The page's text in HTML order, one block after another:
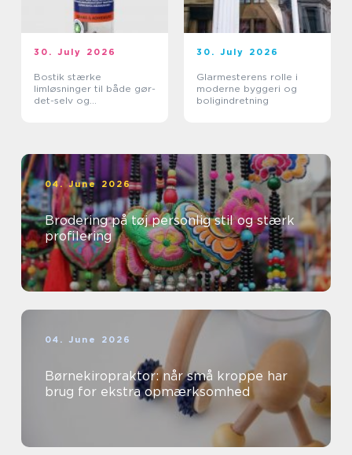
30. July 2026
Bostik stærke
limløsninger til både gør-
det-selv og
30. July 2026
Glarmesterens rolle i
moderne byggeri og
boligindretning
04. June 2026
Brodering på tøj personlig stil og stærk
profilering
04. June 2026
Børnekiropraktor: når små kroppe har
brug for ekstra opmærksomhed